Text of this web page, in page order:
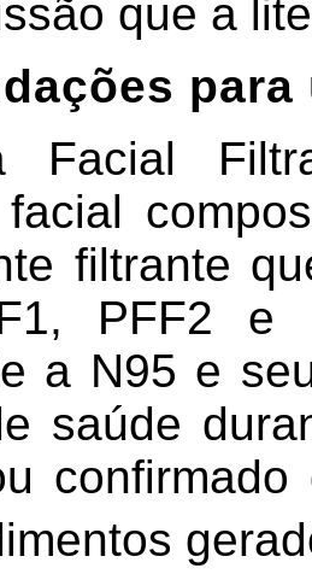
que a
para
Facial
filtrante
PFF2 e
a N95 e
saúde
confirmado